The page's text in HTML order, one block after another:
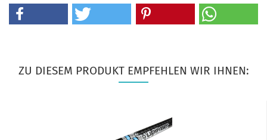
ZU DIESEM PRODUKT EMPFEHLEN WIR IHNEN: